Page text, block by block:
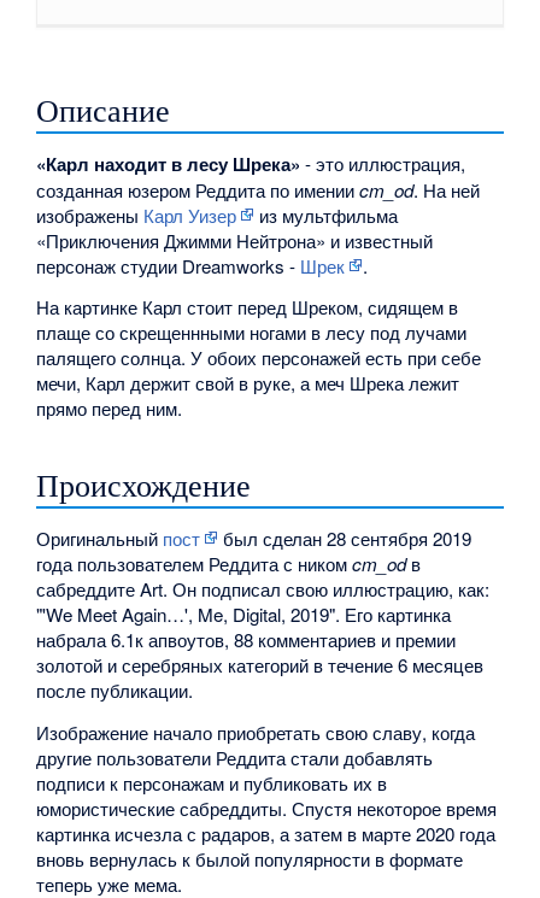
Описание
«Карл находит в лесу Шрека» - это иллюстрация,
созданная юзером Реддита по именииcm_od. На ней
изображены Карл Уизер
из мультфильма
«Приключения Джимми Нейтрона» и известный
персонаж студии Dreamworks - Шрек
.
На картинке Карл стоит перед Шреком, сидящем в
плаще со скрещеннными ногами в лесу под лучами
палящего солнца. У обоих персонажей есть при себе
мечи, Карл держит свой в руке, а меч Шрека лежит
прямо перед ним.
Происхождение
Оригинальный пост
был сделан 28 сентября 2019
года пользователем Реддита с никомcm_odв
сабреддите Art. Он подписал свою иллюстрацию, как:
"'We Meet Again…', Me, Digital, 2019". Его картинка
набрала 6.1к апвоутов, 88 комментариев и премии
золотой и серебряных категорий в течение 6 месяцев
после публикации.
Изображение начало приобретать свою славу, когда
другие пользователи Реддита стали добавлять
подписи к персонажам и публиковать их в
юмористические сабреддиты. Спустя некоторое время
картинка исчезла с радаров, а затем в марте 2020 года
вновь вернулась к былой популярности в формате
теперь уже мема.